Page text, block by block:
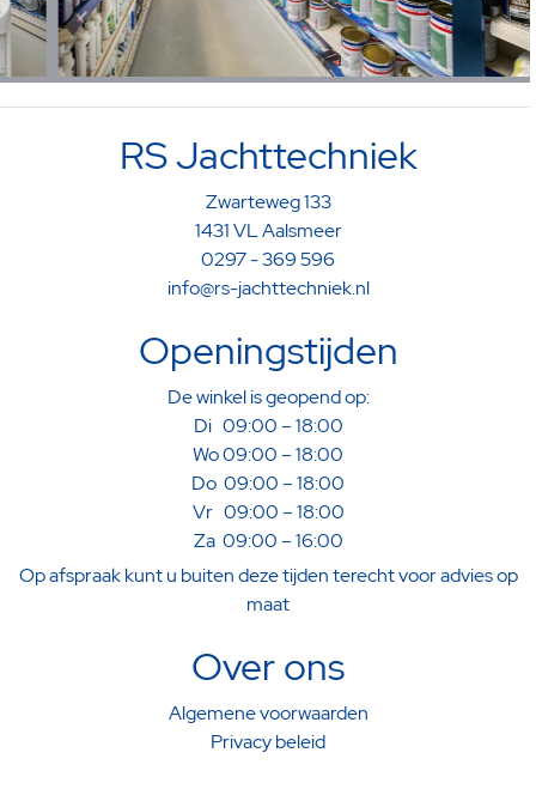
RS Jachttechniek
Zwarteweg 133
1431 VL Aalsmeer
0297 - 369 596
info@rs-jachttechniek.nl
Openingstijden
De winkel is geopend op:
Di 09:00 – 18:00
Wo 09:00 – 18:00
Do 09:00 – 18:00
Vr 09:00 – 18:00
Za 09:00 – 16:00
Op afspraak kunt u buiten deze tijden terecht voor advies op
maat
Over ons
Algemene voorwaarden
Privacy beleid